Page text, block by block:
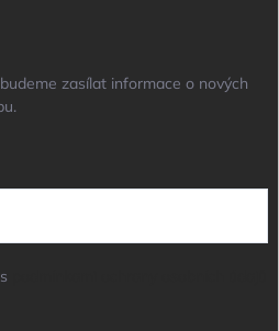
zasílat informace o nových